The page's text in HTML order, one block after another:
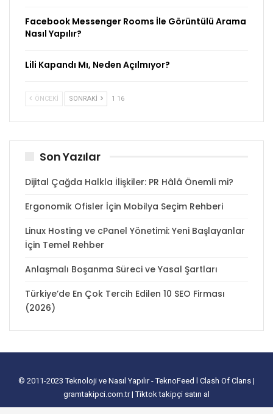
Facebook Messenger Rooms İle Görüntülü Arama
Nasıl Yapılır?
Lili Kapandı Mı, Neden Açılmıyor?
ÖNCEKI SONRAKI 1 16
Son Yazılar
Dijital Çağda Halkla İlişkiler: PR Hâlâ Önemli mi?
Ergonomik Ofisler İçin Mobilya Seçim Rehberi
Linux Hosting ve cPanel Yönetimi: Yeni Başlayanlar
İçin Temel Rehber
Anlaşmalı Boşanma Süreci ve Yasal Şartları
Türkiye’de En Çok Tercih Edilen 10 SEO Firması
(2026)
© 2011-2023Teknoloji ve Nasıl Yapılır - TeknoFeed Clash Of Clans |
gramtakipci.com.tr|Tiktok takipçi satın al